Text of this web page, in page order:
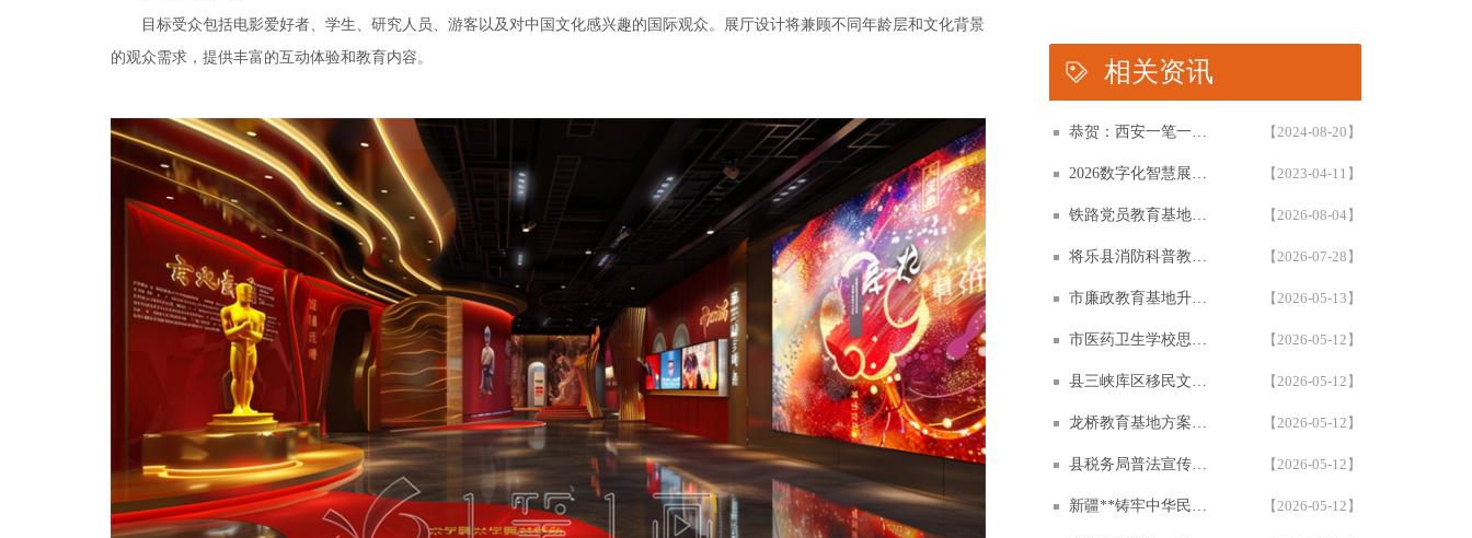
目标受众包括电影爱好者、学生、研究人员、游客以及对中国文化感兴趣的国际观众。展厅设计将兼顾不同年龄层和文化背景
的观众需求，提供丰富的互动体验和教育内容。
相关资讯
恭贺：西安一笔一画科技有限公司再次被评为高新技术企业！！！ 【2024-08-20】
2026数字化智慧展厅设计与施工一体化白皮书，一笔一画科技智慧展厅设计白皮书概述展示 【2023-04-11】
铁路党员教育基地设计方案全参考解析：如何承载铁轨上的星火？ 【2026-08-04】
将乐县消防科普教育基地怎么设计？6大展区与互动五原则方案复盘 【2026-07-28】
市廉政教育基地升级建设提档 | 西安一笔一画千万级多媒体廉政展厅案例 【2026-05-13】
市医药卫生学校思政教育基地设计方案 | 600㎡学校多媒体展厅设计施工案例 — 西安一笔一画科技 【2026-05-12】
县三峡库区移民文化教育基地 | 一笔一画沉浸式多媒体互动展厅设计施工案例 【2026-05-12】
龙桥教育基地方案，多媒体互动展厅设计施工案例 | 1200㎡红色教育基地 | 西安一笔一画科技 【2026-05-12】
县税务局普法宣传阵地及税史文化展厅设计方案策划公司西安一笔一画科技 【2026-05-12】
新疆**铸牢中华民族共同体意识展厅设计方案 | 西安一笔一画科技展厅设计施工一体化公司 【2026-05-12】